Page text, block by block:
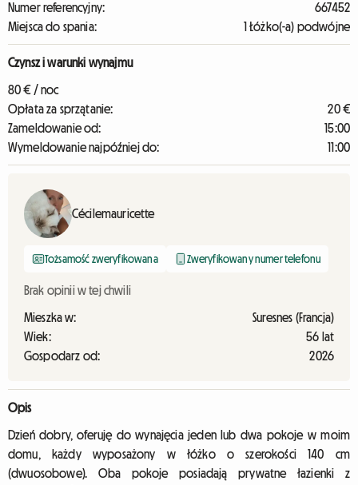
Numer referencyjny:
667452
Miejsca do spania:
1 Łóżko(-a) podwójne
Czynsz i warunki wynajmu
80 € / noc
Opłata za sprzątanie:
20 €
Zameldowanie od:
15:00
Wymeldowanie najpóźniej do:
11:00
Cécilemauricette
Tożsamość zweryfikowana Zweryfikowany numer telefonu
Brak opinii w tej chwili
Mieszka w:
Suresnes (Francja)
Wiek:
56 lat
Gospodarz od:
2026
Opis
Dzień dobry, oferuję do wynajęcia jeden lub dwa pokoje w moim
domu, każdy wyposażony w łóżko o szerokości 140 cm
(dwuosobowe). Oba pokoje posiadają prywatne łazienki z